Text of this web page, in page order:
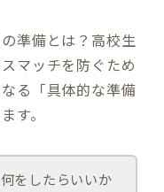
準備とは？高校生
マッチを防ぐため
る「具体的な準備
す。
をしたらいいか